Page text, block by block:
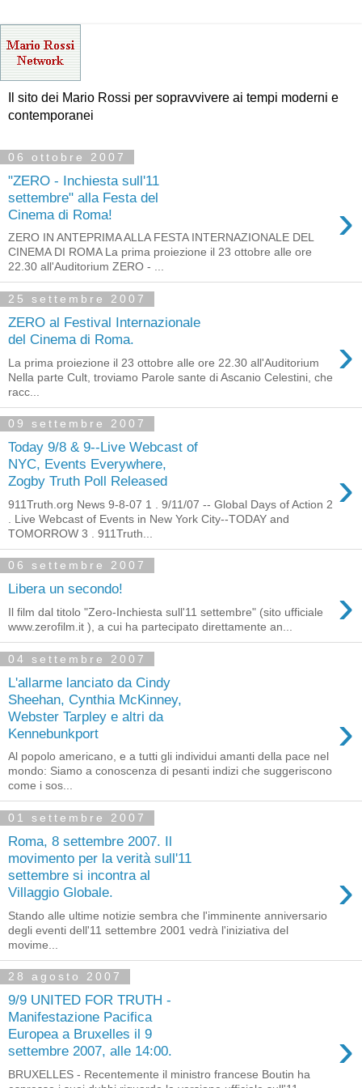
Il sito dei Mario Rossi per sopravvivere ai tempi moderni e
contemporanei
06 ottobre 2007
"ZERO - Inchiesta sull'11
settembre" alla Festa del
Cinema di Roma!
›
ZERO IN ANTEPRIMA ALLA FESTA INTERNAZIONALE DEL
CINEMA DI ROMA La prima proiezione il 23 ottobre alle ore
22.30 all'Auditorium ZERO - ...
25 settembre 2007
ZERO al Festival Internazionale
del Cinema di Roma.
›
La prima proiezione il 23 ottobre alle ore 22.30 all'Auditorium
Nella parte Cult, troviamo Parole sante di Ascanio Celestini, che
racc...
09 settembre 2007
Today 9/8 & 9--Live Webcast of
NYC, Events Everywhere,
Zogby Truth Poll Released
›
911Truth.org News 9-8-07 1 . 9/11/07 -- Global Days of Action 2
. Live Webcast of Events in New York City--TODAY and
TOMORROW 3 . 911Truth...
06 settembre 2007
Libera un secondo! ›
Il film dal titolo "Zero-Inchiesta sull'11 settembre" (sito ufficiale
www.zerofilm.it ), a cui ha partecipato direttamente an...
04 settembre 2007
L'allarme lanciato da Cindy
Sheehan, Cynthia McKinney,
Webster Tarpley e altri da
Kennebunkport
›
Al popolo americano, e a tutti gli individui amanti della pace nel
mondo: Siamo a conoscenza di pesanti indizi che suggeriscono
come i sos...
01 settembre 2007
Roma, 8 settembre 2007. Il
movimento per la verità sull'11
settembre si incontra al
Villaggio Globale.
›
Stando alle ultime notizie sembra che l'imminente anniversario
degli eventi dell'11 settembre 2001 vedrà l'iniziativa del
movime...
28 agosto 2007
9/9 UNITED FOR TRUTH -
Manifestazione Pacifica
Europea a Bruxelles il 9
settembre 2007, alle 14:00.
›
BRUXELLES - Recentemente il ministro francese Boutin ha